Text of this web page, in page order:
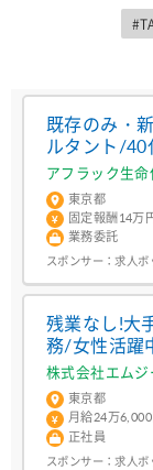
既存のみ・
ルタント/40
兼業OK/未
アフラック生
東京都
固定報酬14万
業務委託
スポンサー：求人ボ
残業なし!大
務/女性活躍
株式会社エムジ
東京都
月給24万
正社員
スポンサー：求人ボ